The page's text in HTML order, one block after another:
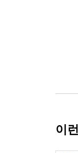
이